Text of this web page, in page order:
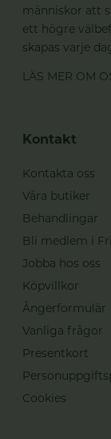
människor att
ett högre
skapas varje
LÄS MER OM
Kontakt
Kontakta oss
Våra butiker
Behandlingar
Bli medlem i
Jobba hos oss
Köpvillkor
Ångerformulär
Vanliga frågor
Presentkort
Cookies